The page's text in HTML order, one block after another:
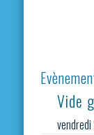
Vide